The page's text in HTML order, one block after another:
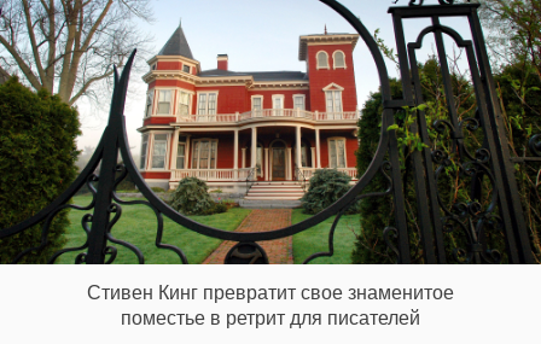
Стивен Кинг превратит свое знаменитое
поместье в ретрит для писателей